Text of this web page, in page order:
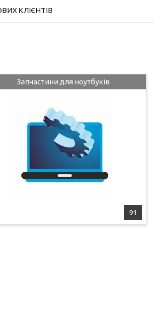
КЛІЄНТІВ
91
Запчастини для ноутбуків